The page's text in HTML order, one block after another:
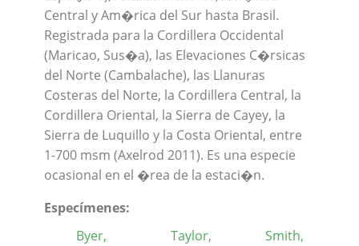
Central y Am�rica del Sur hasta Brasil.
Registrada para la Cordillera Occidental
(Maricao, Sus�a), las Elevaciones C�rsicas
del Norte (Cambalache), las Llanuras
Costeras del Norte, la Cordillera Central, la
Cordillera Oriental, la Sierra de Cayey, la
Sierra de Luquillo y la Costa Oriental, entre
1-700 msm (Axelrod 2011). Es una especie
ocasional en el �rea de la estaci�n.
Especímenes:
Byer,
Taylor,
Smith,